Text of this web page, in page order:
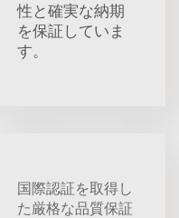
性と確実な納期
を保証していま
す。
国際認証を取得し
た厳格な品質保証